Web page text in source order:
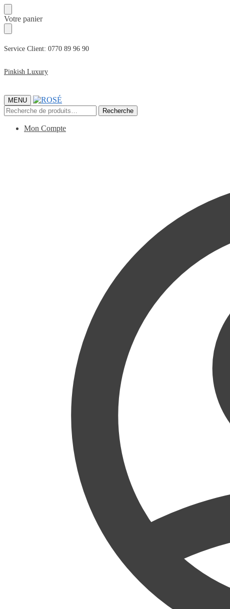
Passer
à
la
navigation
Passer
au
contenu
Votre panier
Service Client: 0770 89 96 90
Pinkish Luxury
MENU
Recherche
pour :
Recherche
Mon Compte